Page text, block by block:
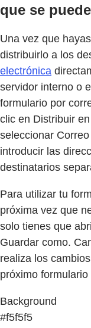
que se
Una vez que
distribuirlo a los
electrónica
servidor interno o
formulario por
clic en Distribuir
seleccionar
introducir las
destinatarios
Para utilizar tu
próxima vez que
solo tienes que
Guardar como.
realiza los
próximo formulario
Background
#f5f5f5